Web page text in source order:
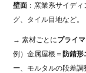
壁面 ：窯業系サイデ
グ、タイル目地など。
→ 素材ごとにプライ
例）金属屋根＝ 防錆形
ー 、モルタルの段差調